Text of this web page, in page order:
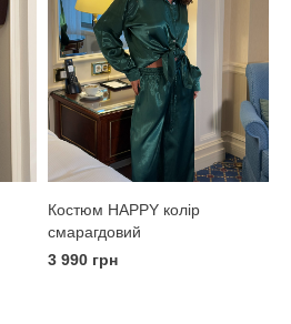
Костюм HAPPY колір
смарагдовий
3 990 грн